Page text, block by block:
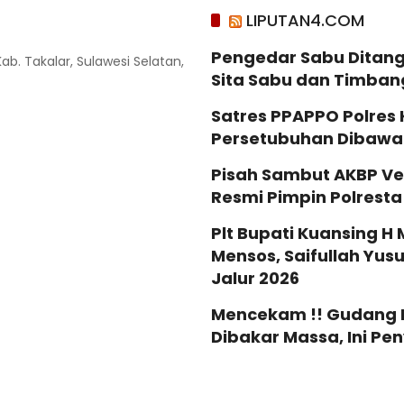
Takalar, Sulawesi Selatan,
LIPUTAN4.COM
Pengedar Sabu
Sita Sabu dan
Satres PPAPPO
Persetubuhan
Pisah Sambut AKBP
Resmi Pimpin
Plt Bupati Kuansing H
Mensos, Saifullah
Jalur 2026
Mencekam !! Gudang
Dibakar Massa, Ini